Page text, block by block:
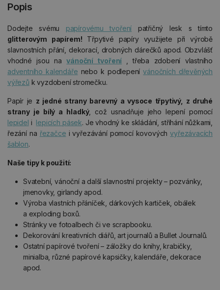
Popis
Dodejte svému papírovému tvoření patřičný lesk s tímto
glitterovým papírem! Třpytivé papíry využijete při výrobě
slavnostních přání, dekorací, drobných dárečků apod. Obzvlášť
vhodné jsou navánoční tvoření
, třeba zdobení vlastního
adventního kalendáře nebo k podlepenívánočních dřevěných
výřezů k vyzdobení stromečku.
Papír je z jedné strany barevný a vysoce třpytivý, z druhé
strany je bílý a hladký, což usnadňuje jeho lepení pomocí
lepidel i lepicích pásek. Je vhodný ke skládání, stříhání nůžkami,
řezání na řezačce i vyřezávání pomocí kovovýchvyřezávacích
šablon.
Naše tipy k použití:
Svatební, vánoční a další slavnostní projekty – pozvánky,
jmenovky, girlandy apod.
Výroba vlastních přáníček, dárkových kartiček, obálek
a exploding boxů.
Stránky ve fotoalbech či ve scrapbooku.
Dekorování kreativních diářů, art journalů a Bullet Journalů.
Ostatní papírové tvoření – záložky do knihy, krabičky,
minialba, různé papírové kapsičky, kalendáře, dekorace
apod.